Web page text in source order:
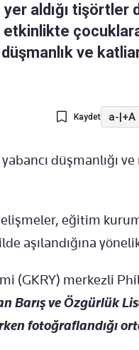
aldığı tişörtler
ve
Kaydet a-|+A
düşmanlığı
eğitim
aşılandığına
(GKRY) merkezli
Barış ve Özgürlük
fotoğraflandığı